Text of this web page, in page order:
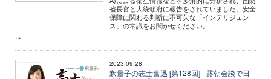
省長官と大統領府に報告をされていました。安全
保障に関わる判断に不可欠な「インテリジェン
ス」の常識をお聞かせください。
...
2023.09.28
釈量子の志士奮迅 [第128回] - 露朝会談で日